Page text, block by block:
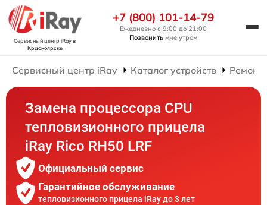
Сервисный центр iRayв
Красноярске
+7 (800) 101-14-79
Ежедневно с 9:00 до 21:00
Позвонить мне утром
Сервисный центр iRay Каталог устройств Ремонт
Замена процессора CPU
тепловизионного прицела
iRay Rico RH50 LRF
Официальный сервис
Гарантийное обслуживание
тепловизионного прицела iRay до 3 лет